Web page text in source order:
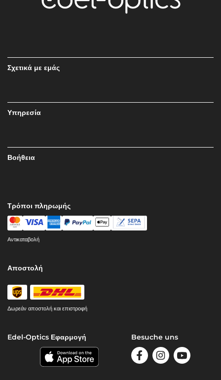
Σχετικά με εμάς
Υπηρεσία
Βοήθεια
Τρόποι πληρωμής
Αντικαταβολή
Αποστολή
Δωρεάν αποστολή και επιστροφή
Edel-Optics Εφαρμογή Besuche uns